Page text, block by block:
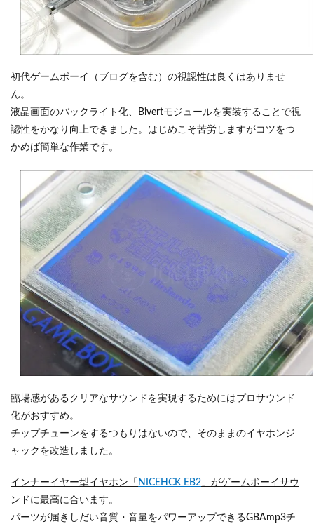
初代ゲームボーイ（ブログを含む）の視認性は良くはありませ
ん。
液晶画面のバックライト化、Bivertモジュールを実装することで視
認性をかなり向上できました。はじめこそ苦労しますがコツをつ
かめば簡単な作業です。
臨場感があるクリアなサウンドを実現するためにはプロサウンド
化がおすすめ。
チップチューンをするつもりはないので、そのままのイヤホンジ
ャックを改造しました。
インナーイヤー型イヤホン「 NICEHCK EB2 」がゲームボーイサウ
ンドに最高に合います。
パーツが届きしだい音質・音量をパワーアップできるGBAmp3チ